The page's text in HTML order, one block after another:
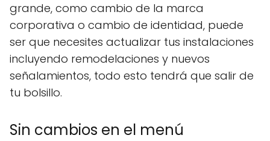
grande, como cambio de la marca
corporativa o cambio de identidad, puede
ser que necesites actualizar tus instalaciones
incluyendo remodelaciones y nuevos
señalamientos, todo esto tendrá que salir de
tu bolsillo.
Sin cambios en el menú